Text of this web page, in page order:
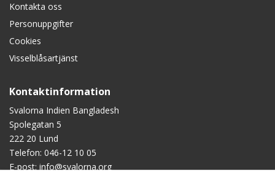
Kontakta oss
Personuppgifter
Cookies
Visselblåsartjänst
Kontaktinformation
Svalorna Indien Bangladesh
Spolegatan 5
222 20 Lund
Telefon: 046-12 10 05
E-post:info@svalorna.org